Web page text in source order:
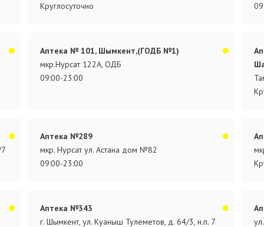
Круглосуточно
Аптека № 101, Шымкент,(ГОДБ №1)
мкр.Нурсат 122А, ОДБ
09:00-23:00
Аптека №289
мкр. Нурсат ул. Астана дом №82
09:00-23:00
Аптека №343
г. Шымкент, ул. Куаныш Тулеметов, д. 64/3, н.п. 7